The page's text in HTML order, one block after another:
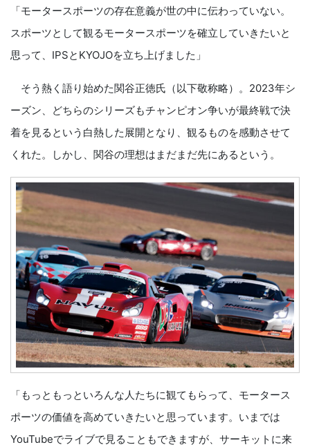
「モータースポーツの存在意義が世の中に伝わっていない。
スポーツとして観るモータースポーツを確立していきたいと
思って、IPSとKYOJOを立ち上げました」
そう熱く語り始めた関谷正徳氏（以下敬称略）。2023年シ
ーズン、どちらのシリーズもチャンピオン争いが最終戦で決
着を見るという白熱した展開となり、観るものを感動させて
くれた。しかし、関谷の理想はまだまだ先にあるという。
「もっともっといろんな人たちに観てもらって、モータース
ポーツの価値を高めていきたいと思っています。いまでは
YouTubeでライブで見ることもできますが、サーキットに来